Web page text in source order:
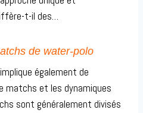
t-il des…
de water-polo
également de
matchs et les dynamiques
sont généralement divisés